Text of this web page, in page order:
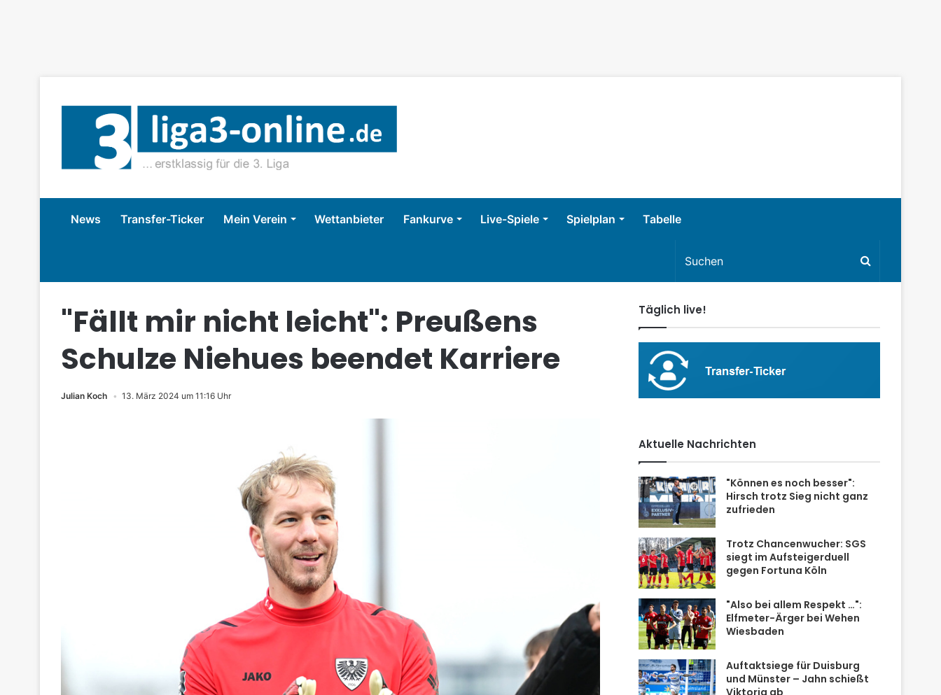
News Transfer-Ticker Mein Verein Wettanbieter Fankurve Live-Spiele Spielplan Tabelle
"Fällt mir nicht leicht": Preußens
Schulze Niehues beendet Karriere
Julian Koch 13. März 2024 um 11:16 Uhr
Täglich live!
Aktuelle Nachrichten
"Können es noch besser":
Hirsch trotz Sieg nicht ganz
zufrieden
Trotz Chancenwucher: SGS
siegt im Aufsteigerduell
gegen Fortuna Köln
"Also bei allem Respekt …":
Elfmeter-Ärger bei Wehen
Wiesbaden
Auftaktsiege für Duisburg
und Münster – Jahn schießt
Viktoria ab